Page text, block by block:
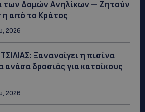
των Δομών Ανηλίκων – Ζητούν
από το Κράτος
2026
Ξανανοίγει η πισίνα
ανάσα δροσιάς για κατοίκους
2026